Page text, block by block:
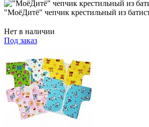
"МоёДитё" чепчик крестильный из
Нет в наличии
Под заказ